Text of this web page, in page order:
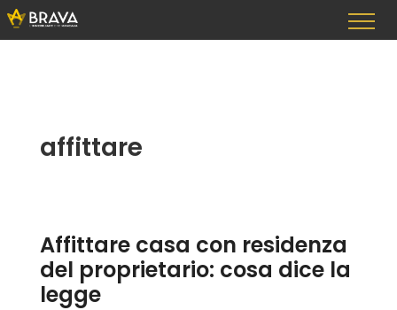
Vai
al
contenuto
affittare
Affittare casa con residenza
del proprietario: cosa dice la
legge